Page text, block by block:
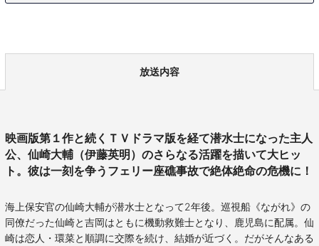
放送内容
映画版第１作と続くＴＶドラマ版を経て潜水士になった主人
公、仙崎大輔（伊藤英明）のさらなる活躍を描いて大ヒッ
ト。彼は一刻を争うフェリー座礁事故で絶体絶命の危機に！
海上保安官の仙崎大輔が潜水士となって2年後。巡視船《ながれ》の
同僚だった仙崎と吉岡はともに機動救難士となり、鹿児島に配属。仙
崎は恋人・環菜と順調に交際を続け、結婚が近づく。だがそんなある